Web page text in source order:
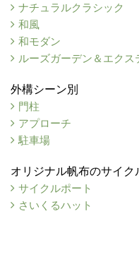
ナチュラルクラシック
和風
和モダン
ルーズガーデン＆エクス
外構シーン別
門柱
アプローチ
駐車場
オリジナル帆布のサイク
サイクルポート
さいくるハット